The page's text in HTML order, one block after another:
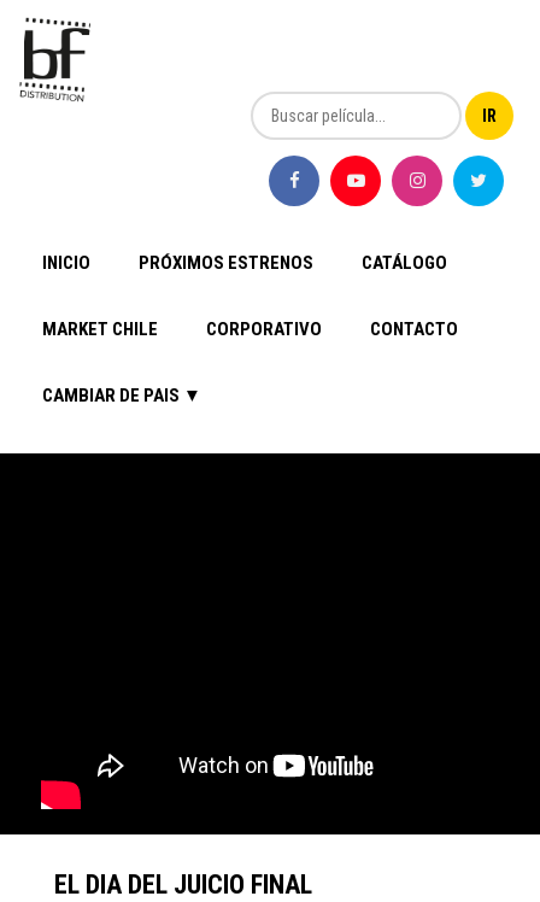
INICIO PRÓXIMOS ESTRENOS CATÁLOGO
MARKET CHILE CORPORATIVO CONTACTO
CAMBIAR DE PAIS ▼
EL DIA DEL JUICIO FINAL